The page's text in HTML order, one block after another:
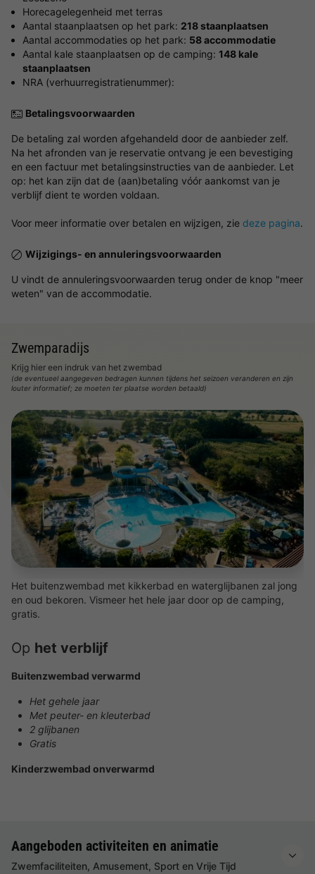
Horecagelegenheid met terras
Aantal staanplaatsen op het park: 218 staanplaatsen
Aantal accommodaties op het park: 58 accommodatie
Aantal kale staanplaatsen op de camping: 148 kale
staanplaatsen
NRA (verhuurregistratienummer):
Betalingsvoorwaarden
De betaling zal worden afgehandeld door de aanbieder zelf.
Na het afronden van je reservatie ontvang je een bevestiging
en een factuur met betalingsinstructies van de aanbieder. Let
op: het kan zijn dat de (aan)betaling vóór aankomst van je
verblijf dient te worden voldaan.
Voor meer informatie over betalen en wijzigen, zie deze pagina.
Wijzigings- en annuleringsvoorwaarden
U vindt de annuleringsvoorwaarden terug onder de knop "meer
weten" van de accommodatie.
Zwemparadijs
Krijg hier een indruk van het zwembad
(de eventueel aangegeven bedragen kunnen tijdens het seizoen veranderen en zijn
louter informatief; ze moeten ter plaatse worden betaald)
Het buitenzwembad met kikkerbad en waterglijbanen zal jong
en oud bekoren. Vismeer het hele jaar door op de camping,
gratis.
Op het verblijf
Buitenzwembad verwarmd
Het gehele jaar
Met peuter- en kleuterbad
2 glijbanen
Gratis
Kinderzwembad onverwarmd
Aangeboden activiteiten en animatie
Zwemfaciliteiten, Amusement, Sport en Vrije Tijd